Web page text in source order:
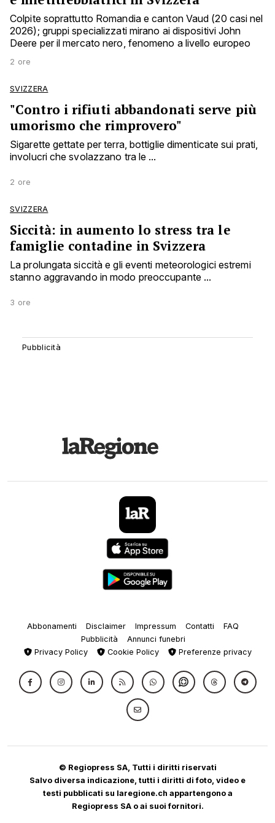
Colpite soprattutto Romandia e canton Vaud (20 casi nel
2026); gruppi specializzati mirano ai dispositivi John
Deere per il mercato nero, fenomeno a livello europeo
2 ore
SVIZZERA
"Contro i rifiuti abbandonati serve più
umorismo che rimprovero"
Sigarette gettate per terra, bottiglie dimenticate sui prati,
involucri che svolazzano tra le ...
2 ore
SVIZZERA
Siccità: in aumento lo stress tra le
famiglie contadine in Svizzera
La prolungata siccità e gli eventi meteorologici estremi
stanno aggravando in modo preoccupante ...
3 ore
Abbonamenti Disclaimer Impressum Contatti
FAQ
Pubblicità
Annunci funebri
Privacy Policy
Cookie Policy Preferenze privacy
© Regiopress SA, Tutti i diritti riservati
Salvo diversa indicazione, tutti i diritti di foto, video e
testi pubblicati su laregione.ch appartengono a
Regiopress SA o ai suoi fornitori.